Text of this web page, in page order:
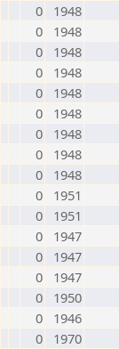
0
1948
0
1948
0
1948
0
1948
0
1948
0
1948
0
1948
0
1948
0
1948
0
1951
0
1951
0
1947
0
1947
0
1947
0
1950
0
1946
0
1970